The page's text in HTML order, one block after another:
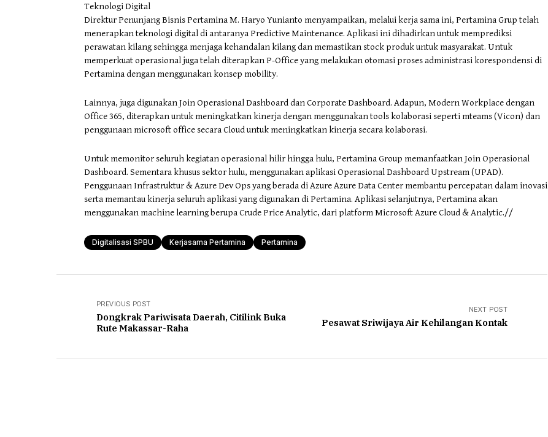
Teknologi Digital
Direktur Penunjang Bisnis Pertamina M. Haryo Yunianto menyampaikan, melalui kerja sama ini, Pertamina Grup telah
menerapkan teknologi digital di antaranya Predictive Maintenance. Aplikasi ini dihadirkan untuk memprediksi
perawatan kilang sehingga menjaga kehandalan kilang dan memastikan stock produk untuk masyarakat. Untuk
memperkuat operasional juga telah diterapkan P-Office yang melakukan otomasi proses administrasi korespondensi di
Pertamina dengan menggunakan konsep mobility.
Lainnya, juga digunakan Join Operasional Dashboard dan Corporate Dashboard. Adapun, Modern Workplace dengan
Office 365, diterapkan untuk meningkatkan kinerja dengan menggunakan tools kolaborasi seperti mteams (Vicon) dan
penggunaan microsoft office secara Cloud untuk meningkatkan kinerja secara kolaborasi.
Untuk memonitor seluruh kegiatan operasional hilir hingga hulu, Pertamina Group memanfaatkan Join Operasional
Dashboard. Sementara khusus sektor hulu, menggunakan aplikasi Operasional Dashboard Upstream (UPAD).
Penggunaan Infrastruktur & Azure Dev Ops yang berada di Azure Azure Data Center membantu percepatan dalam inovasi
serta memantau kinerja seluruh aplikasi yang digunakan di Pertamina. Aplikasi selanjutnya, Pertamina akan
menggunakan machine learning berupa Crude Price Analytic, dari platform Microsoft Azure Cloud & Analytic.//
Digitalisasi SPBU Kerjasama Pertamina Pertamina
PREVIOUS POST
Dongkrak Pariwisata Daerah, Citilink Buka
Rute Makassar-Raha
NEXT POST
Pesawat Sriwijaya Air Kehilangan Kontak